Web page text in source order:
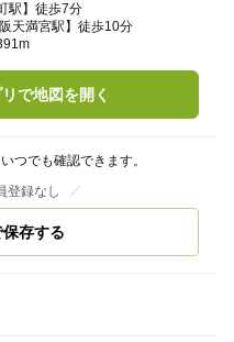
駅】徒歩7分
天満宮駅】徒歩10分
で地図を開く
つでも確認できます。
登録なし
存する